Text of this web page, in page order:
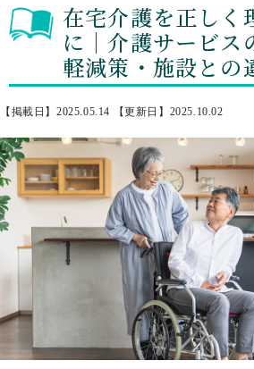
在宅介護を正しく
に｜介護サービス
軽減策・施設との
【掲載日】2025.05.14 【更新日】2025.10.02